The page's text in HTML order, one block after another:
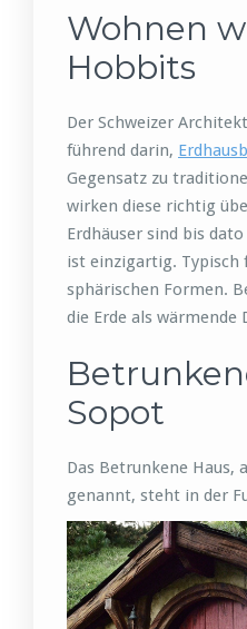
Wohnen
Hobbits
Der Schweizer Architekt
führend darin,
Gegensatz zu
wirken diese richtig
Erdhäuser sind bis
ist einzigartig. Typisch
sphärischen Formen.
die Erde als wärmende
Sopot
Das Betrunkene Haus,
genannt, steht in der